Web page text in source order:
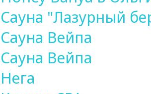
Сауна "Лазурный
Сауна Вейпа
Сауна Вейпа
Нега